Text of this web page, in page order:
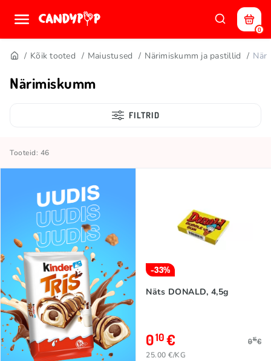
0
Kõik tooted Maiustused Närimiskumm ja pastillid
Närimiskumm
FILTRID
Tooteid: 46
-33%
Näts DONALD, 4,5g
010€ 015€
25.00 €/KG